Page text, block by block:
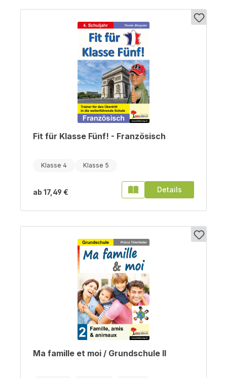
Fit für Klasse Fünf! - Französisch
Klasse 4 Klasse 5
ab 17,49 € Details
Ma famille et moi / Grundschule II